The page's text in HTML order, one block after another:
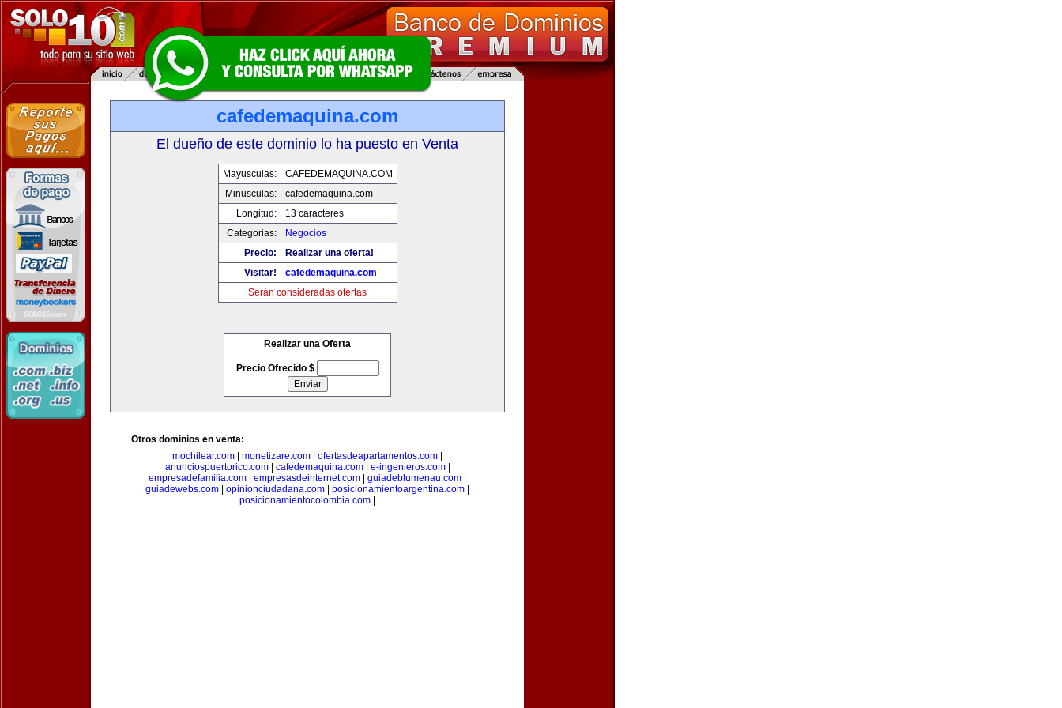
cafedemaquina.com
El dueño de este dominio lo ha puesto en Venta
Mayusculas:
CAFEDEMAQUINA.COM
Minusculas:
cafedemaquina.com
Longitud:
13 caracteres
Categorias:
Negocios
Precio:
Realizar una oferta!
Visitar!
cafedemaquina.com
Serán consideradas ofertas
Realizar una Oferta
Precio Ofrecido $
Otros dominios en venta:
mochilear.com
monetizare.com ofertasdeapartamentos.com
anunciospuertorico.com| cafedemaquina.com| e-ingenieros.com|
empresadefamilia.com
empresasdeinternet.com guiadeblumenau.com
guiadewebs.com
opinionciudadana.com posicionamientoargentina.com
posicionamientocolombia.com